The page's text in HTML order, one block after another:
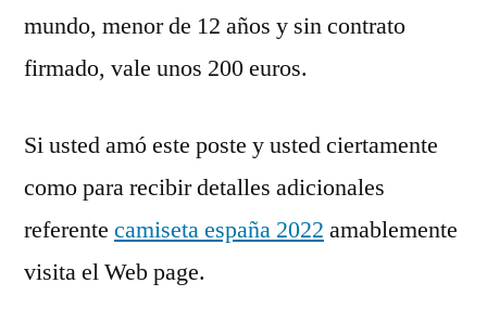
mundo, menor de 12 años y sin contrato
firmado, vale unos 200 euros.
Si usted amó este poste y usted ciertamente
como para recibir detalles adicionales
referente camiseta españa 2022 amablemente
visita el Web page.